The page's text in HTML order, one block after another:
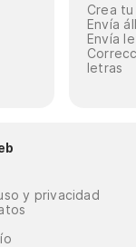
Crea
Envía
Envía
letras
y privacidad